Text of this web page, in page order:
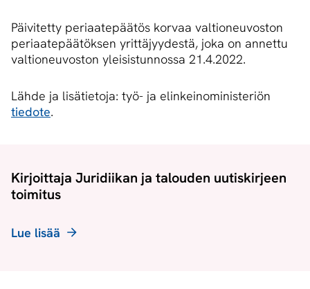
Päivitetty periaatepäätös korvaa valtioneuvoston
periaatepäätöksen yrittäjyydestä, joka on annettu
valtioneuvoston yleisistunnossa 21.4.2022.
Lähde ja lisätietoja: työ- ja elinkeinoministeriön
tiedote.
Kirjoittaja Juridiikan ja talouden uutiskirjeen
toimitus
Lue lisää